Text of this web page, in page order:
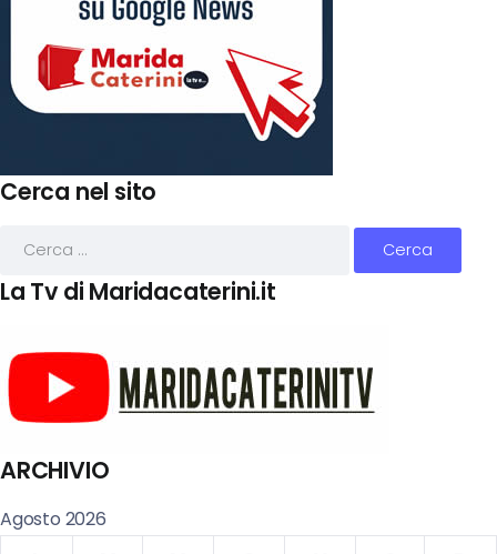
Cerca nel sito
La Tv di Maridacaterini.it
ARCHIVIO
Agosto 2026